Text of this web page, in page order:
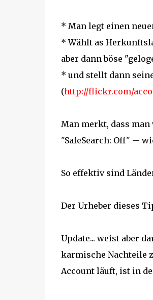
* Man legt einen
* Wählt as
aber dann böse
* und stellt dann
(http://flickr.com/
Man merkt, dass
"SafeSearch: Off" --
So effektiv sind
Der Urheber dieses
Update... weist aber
karmische Nachteile
Account läuft, ist in